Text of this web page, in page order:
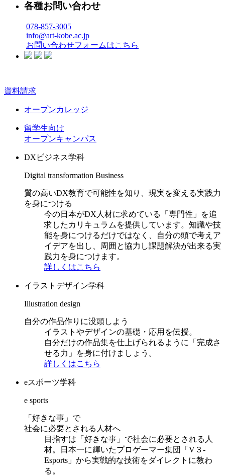
各種お問い合わせ
078-857-3005
info@art-kobe.ac.jp
お問い合わせフォームはこちら
資料請求
オープンカレッジ
留学生向け
オープンキャンパス
DXビジネス学科
Digital transformation Business
質の高いDX教育で可能性を知り、現実を変える実践力
を身につける
今の日本がDX人材に求めている「専門性」を追
求したカリキュラムを提供しています。知識や技
能を身につけるだけではなく、自分の頭で考えア
イデアを出し、周囲と協力し課題解決が出来る実
践力を身につけます。
詳しくはこちら
イラストデザイン学科
Illustration design
自分の作品作りに没頭しよう
イラストやデザインの基礎・応用を伝授。
自分だけの作品集を仕上げられるように「完成さ
せる力」を身に付けましょう。
詳しくはこちら
eスポーツ学科
e sports
「好きな事」で
社会に必要とされる人材へ
目指すは「好きな事」で社会に必要とされる人
材。日本一に輝いたプロゲーマー集団「V３-
Esports」から実戦的な技術をダイレクトに教わ
る。